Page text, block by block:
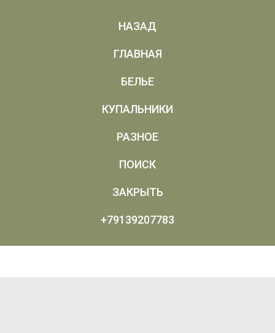
НАЗАД
ГЛАВНАЯ
БЕЛЬЕ
КУПАЛЬНИКИ
РАЗНОЕ
ПОИСК
ЗАКРЫТЬ
+79139207783